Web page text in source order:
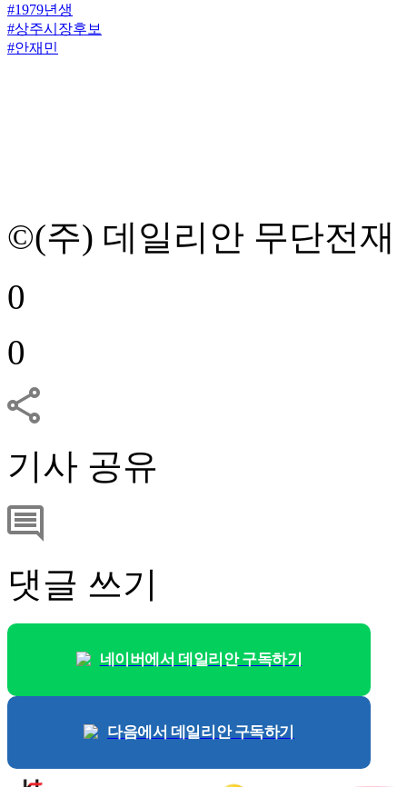
#1979년생
#상주시장후보
#안재민
©(주) 데일리안 무단전재
0
0
기사 공유
댓글 쓰기
네이버에서 데일리안 구독하기
다음에서 데일리안 구독하기